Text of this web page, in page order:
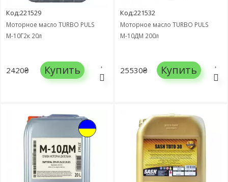
Код:221529
Моторное масло TURBO PULS
М-10Г2к 20л
2420₴ Купить
Код:221532
Моторное масло TURBO PULS
М-10ДМ 200л
25530₴ Купить